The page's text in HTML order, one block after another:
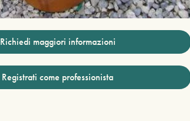
Richiedi maggiori informazioni
Registrati come professionista